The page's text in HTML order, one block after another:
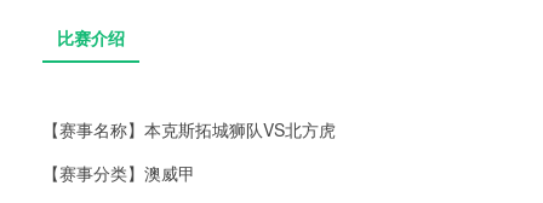
比赛介绍
【赛事名称】 本克斯拓城狮队VS北方虎
【赛事分类】 澳威甲